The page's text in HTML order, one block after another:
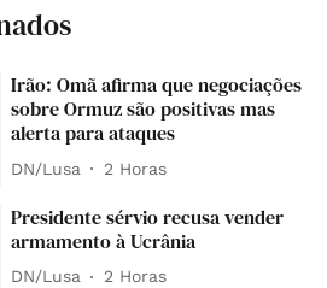
Irão: Omã afirma que negociações
sobre Ormuz são positivas mas
alerta para ataques
DN/Lusa 2 Horas
Presidente sérvio recusa vender
armamento à Ucrânia
DN/Lusa 2 Horas